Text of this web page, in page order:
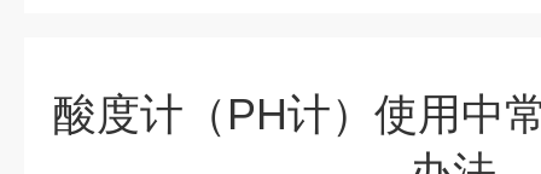
酸度计（PH计）使用中